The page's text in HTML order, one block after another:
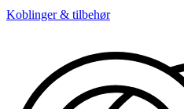
Koblinger & tilbehør